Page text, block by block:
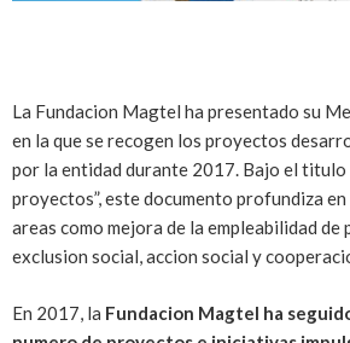
La Fundacion Magtel ha presentado su
en la que se recogen los proyectos
por la entidad durante 2017. Bajo el titulo
proyectos”, este documento profundiza
areas como mejora de la empleabilidad de
exclusion social, accion social y
En 2017, la Fundacion Magtel ha